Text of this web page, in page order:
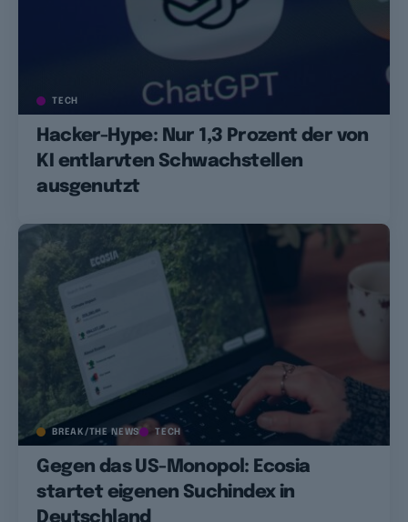
TECH
Hacker-Hype: Nur 1,3 Prozent der von
KI entlarvten Schwachstellen
ausgenutzt
BREAK/THE NEWS TECH
Gegen das US-Monopol: Ecosia
startet eigenen Suchindex in